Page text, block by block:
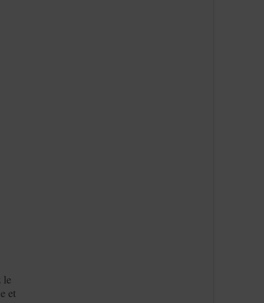
le
et